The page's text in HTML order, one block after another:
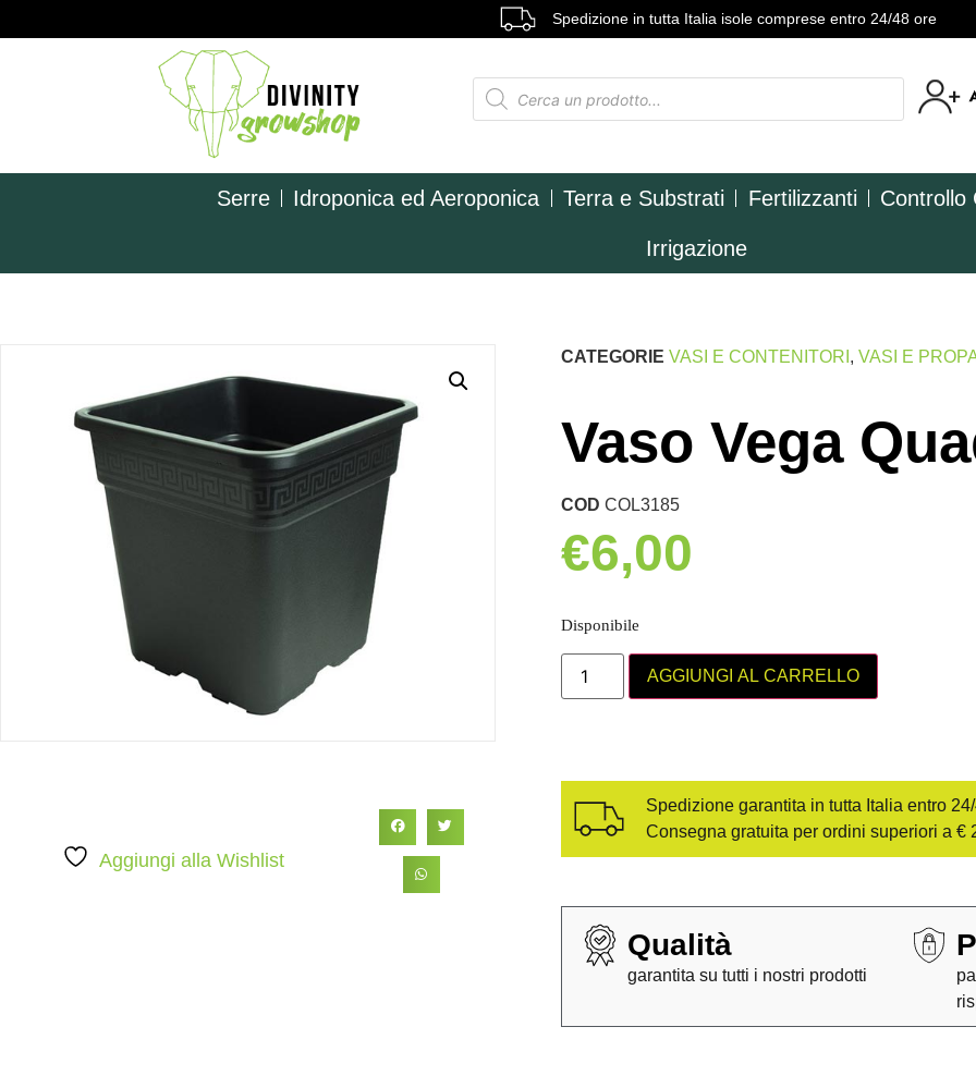
Spedizione in tutta Italia isole comprese entro 24/48 ore
Serre Idroponica ed Aeroponica Terra e Substrati Fertilizzanti Controllo
Irrigazione
Aggiungi alla Wishlist
CATEGORIE VASI E CONTENITORI ,VASI E
Vaso Vega
CODCOL3185
€6,00
Disponibile
AGGIUNGI AL CARRELLO
Spedizione garantita in tutta Italia entro
Consegna gratuita per ordini superiori a €
Qualità
garantita su tutti i nostri prodotti